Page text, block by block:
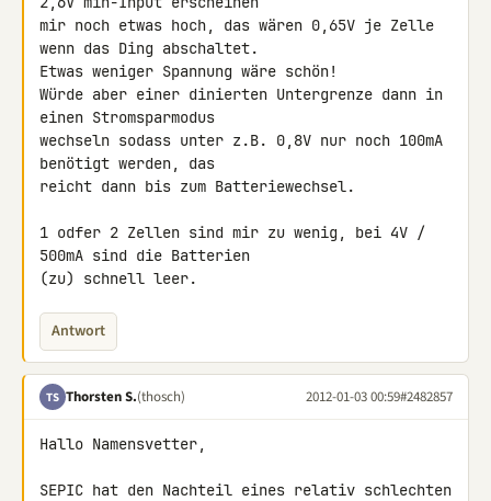
mir noch etwas hoch, das wären 0,65V je Zelle
wenn das Ding abschaltet.
Etwas weniger Spannung wäre schön!
Würde aber einer dinierten Untergrenze dann in
einen Stromsparmodus
wechseln sodass unter z.B. 0,8V nur noch 100mA
benötigt werden, das
reicht dann bis zum Batteriewechsel.
1 odfer 2 Zellen sind mir zu wenig, bei 4V /
500mA sind die Batterien
(zu) schnell leer.
Antwort
TS Thorsten S.(thosch) 2012-01-03 00:59#2482857
Hallo Namensvetter,
SEPIC hat den Nachteil eines relativ schlechten